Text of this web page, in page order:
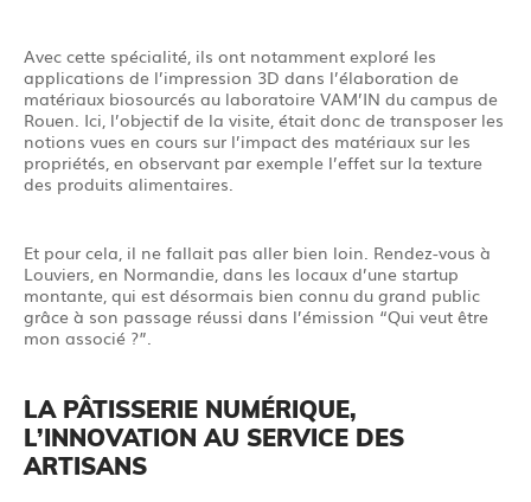
Avec cette spécialité, ils ont notamment exploré les
applications de l’impression 3D dans l’élaboration de
matériaux biosourcés au laboratoire VAM’IN du campus de
Rouen. Ici, l’objectif de la visite, était donc de transposer les
notions vues en cours sur l’impact des matériaux sur les
propriétés, en observant par exemple l’effet sur la texture
des produits alimentaires.
Et pour cela, il ne fallait pas aller bien loin. Rendez-vous à
Louviers, en Normandie, dans les locaux d’une startup
montante, qui est désormais bien connu du grand public
grâce à son passage réussi dans l’émission “Qui veut être
mon associé ?”.
LA PÂTISSERIE NUMÉRIQUE,
L’INNOVATION AU SERVICE DES
ARTISANS